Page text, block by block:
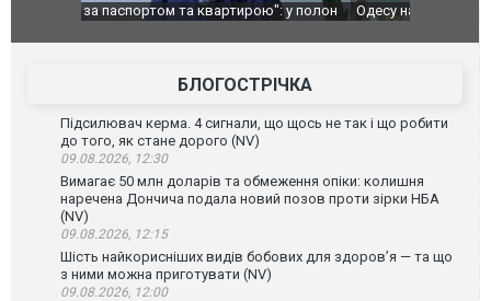
Одесу накрила потужна злива з градом та
Вже
БЛОГОСТРІЧКА
Підсилювач керма. 4 сигнали, що щось не так і що робити
до того, як стане дорого (NV)
09.08.2026, 12:30
Вимагає 50 млн доларів та обмеження опіки: колишня
наречена Дончича подала новий позов проти зірки НБА
(NV)
09.08.2026, 12:15
Шість найкорисніших видів бобових для здоров’я — та що
з ними можна приготувати (NV)
09.08.2026, 12:00